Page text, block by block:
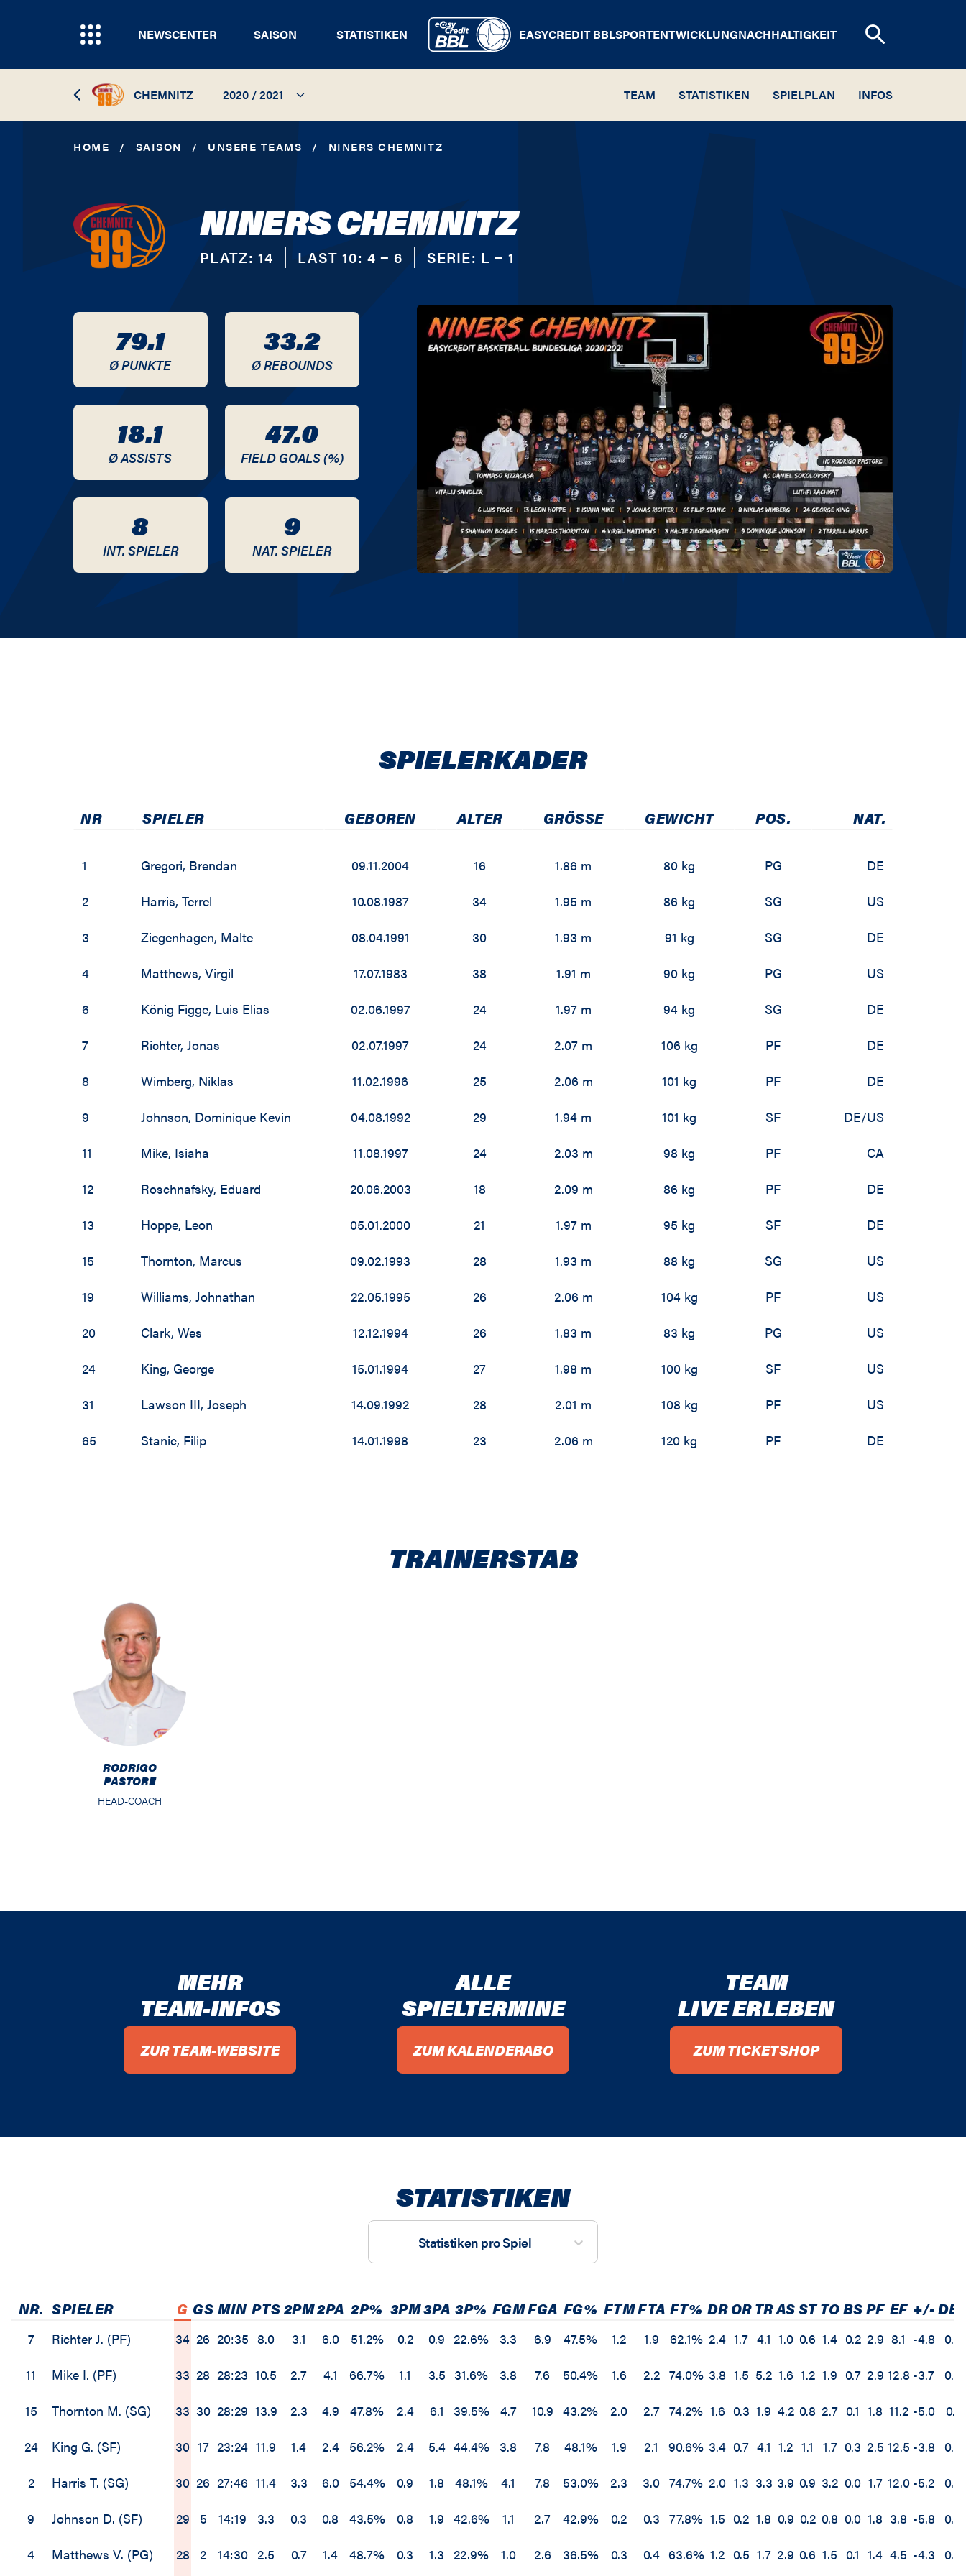
NEWSCENTER SAISON STATISTIKEN EASYCREDIT BBLSPORTENTWICKLUNGNACHHALTIGKEIT
CHEMNITZ 2020 / 2021
2024 / 2025
2021 / 2022
2020 / 2021
TEAM STATISTIKEN SPIELPLAN INFOS
HOME / SAISON / UNSERE TEAMS / NINERS CHEMNITZ
NINERS CHEMNITZ
PLATZ: 14 LAST 10: 4 − 6 SERIE: L − 1
79.1
Ø PUNKTE
33.2
Ø REBOUNDS
18.1
Ø ASSISTS
47.0
FIELD GOALS (%)
8
INT. SPIELER
9
NAT. SPIELER
SPIELER­KADER
NR SPIELER GEBOREN ALTER GRÖSSE GEWICHT POS. NAT.
1 Gregori, Brendan 09.11.2004 16 1.86 m 80 kg PG
DE
2
Harris,Terrel 10.08.1987 34 1.95 m 86 kg SG
US
3
Ziegenhagen, Malte 08.04.1991 30 1.93 m 91 kg SG
DE
4
Matthews,Virgil 17.07.1983 38 1.91 m 90 kg PG
US
6
König Figge, Luis Elias 02.06.1997 24 1.97 m 94 kg SG
DE
7
Richter,Jonas 02.07.1997 24 2.07 m 106 kg PF
DE
8
Wimberg, Niklas 11.02.1996 25 2.06 m 101 kg PF
DE
9
Johnson, Dominique Kevin 04.08.1992 29 1.94 m 101 kg SF
DE/US
11
Mike, Isiaha 11.08.1997 24 2.03 m 98 kg PF
CA
12
Roschnafsky, Eduard 20.06.2003 18 2.09 m 86 kg PF
DE
13
Hoppe, Leon 05.01.2000 21 1.97 m 95 kg SF
DE
15
Thornton, Marcus 09.02.1993 28 1.93 m 88 kg SG
US
19
Williams,Johnathan 22.05.1995 26 2.06 m 104 kg PF
US
20
Clark,Wes 12.12.1994 26 1.83 m 83 kg PG
US
24
King, George 15.01.1994 27 1.98 m 100 kg SF
US
31
Lawson III,Joseph 14.09.1992 28 2.01 m 108 kg PF
US
65
Stanic, Filip 14.01.1998 23 2.06 m 120 kg PF DE
TRAINERSTAB
RODRIGO
PASTORE
HEAD-COACH
MEHR
TEAM-INFOS
ZUR TEAM-WEBSITE
ALLE
SPIELTERMINE
ZUM KALENDERABO
TEAM
LIVE ERLEBEN
ZUM TICKETSHOP
STATISTIKEN
Statistiken pro Spiel
NR. SPIELER G GS MIN PTS2PM2PA 2P% 3PM3PA 3P% FGMFGA FG% FTMFTA FT% DRORTRASSTTOBSPF EF +/-
7 Richter J. (PF) 34 26 20:35 8.0 3.1 6.0 51.2% 0.2 0.9 22.6% 3.3 6.9 47.5% 1.2 1.9 62.1% 2.4 1.7 4.1 1.0 0.6 1.4 0.2 2.9 8.1 -4.8 0.0
11
Mike I. (PF) 33 28 28:23 10.5 2.7 4.1 66.7% 1.1 3.5 31.6% 3.8 7.6 50.4% 1.6 2.2 74.0% 3.8 1.5 5.2 1.6 1.2 1.9 0.7 2.9 12.8 -3.7 0.0
15
Thornton M. (SG) 33 30 28:29 13.9 2.3 4.9 47.8% 2.4 6.1 39.5% 4.7 10.9 43.2% 2.0 2.7 74.2% 1.6 0.3 1.9 4.2 0.8 2.7 0.1 1.8 11.2 -5.0
0.1
24
King G. (SF) 30 17 23:24 11.9 1.4 2.4 56.2% 2.4 5.4 44.4% 3.8 7.8 48.1% 1.9 2.1 90.6% 3.4 0.7 4.1 1.2 1.1 1.7 0.3 2.5 12.5 -3.8 0.0
2
Harris T. (SG) 30 26 27:46 11.4 3.3 6.0 54.4% 0.9 1.8 48.1% 4.1 7.8 53.0% 2.3 3.0 74.7% 2.0 1.3 3.3 3.9 0.9 3.2 0.0 1.7 12.0 -5.2 0.0
9
Johnson D. (SF) 29 5 14:19 3.3 0.3 0.8 43.5% 0.8 1.9 42.6% 1.1 2.7 42.9% 0.2 0.3 77.8% 1.5 0.2 1.8 0.9 0.2 0.8 0.0 1.8 3.8 -5.8 0.0
4
Matthews V. (PG) 28 2 14:30 2.5 0.7 1.4 48.7% 0.3 1.3 22.9% 1.0 2.6 36.5% 0.3 0.4 63.6% 1.2 0.5 1.7 2.9 0.6 1.5 0.1 1.4 4.5 -4.3 0.0